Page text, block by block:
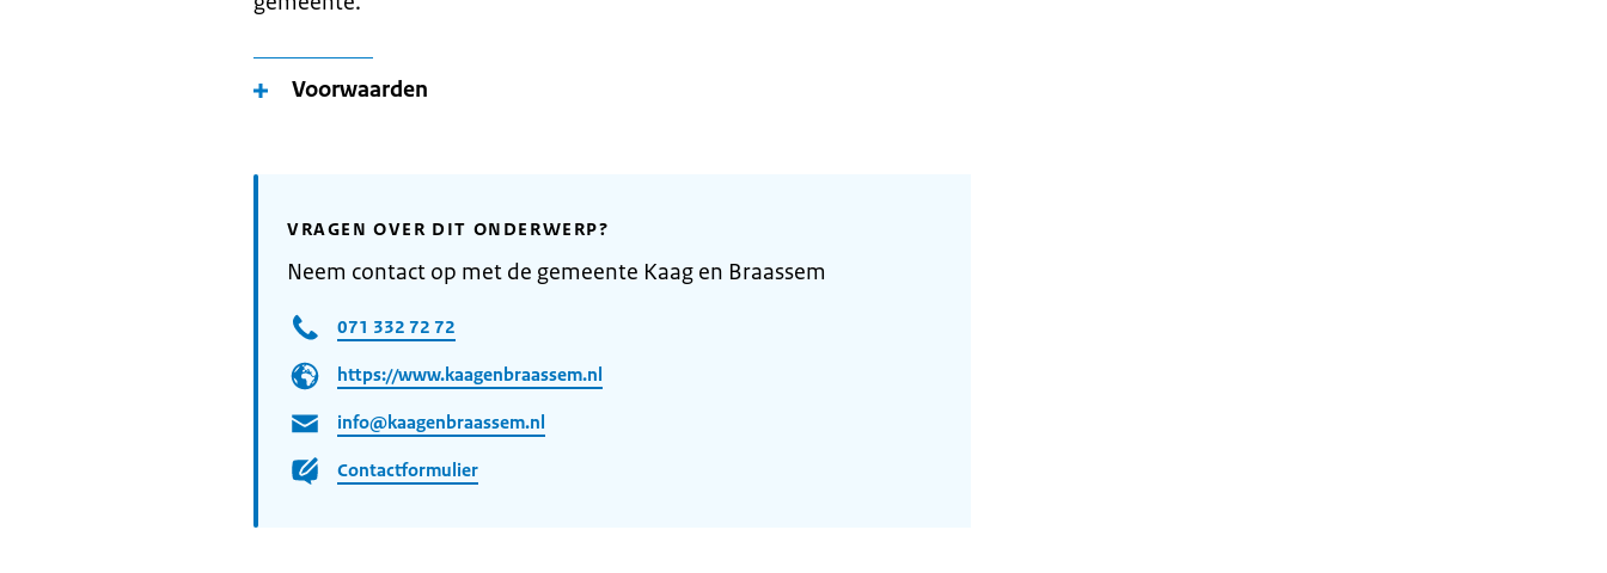
Voorwaarden
VRAGEN OVER DIT ONDERWERP?
Neem contact op met de gemeente Kaag en Braassem
071 332 72 72
https://www.kaagenbraassem.nl
info@kaagenbraassem.nl
Contactformulier